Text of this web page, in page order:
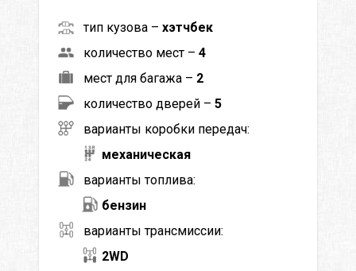
тип кузова – хэтчбек
количество мест – 4
мест для багажа – 2
количество дверей – 5
варианты коробки передач:
механическая
варианты топлива:
бензин
варианты трансмиссии:
2WD